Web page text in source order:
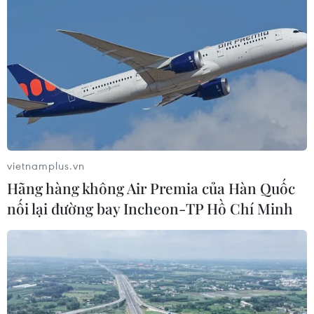
Luật Trưng mua, trưng dụng tài sản
04/08/2026 11:56
UBS bị phạt 125 triệu USD vì vi phạm
luật chống rửa tiền
04/08/2026 04:58
Xem thêm
vietnamplus.vn
Hãng hàng không Air Premia của Hàn Quốc
nối lại đường bay Incheon-TP Hồ Chí Minh